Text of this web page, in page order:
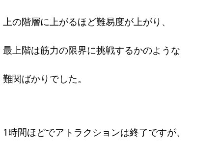
上の階層に上がるほど難易度が上がり、
最上階は筋力の限界に挑戦するかのような
難関ばかりでした。
1時間ほどでアトラクションは終了ですが、